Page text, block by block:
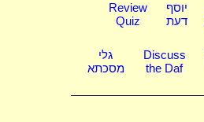
Review
Quiz
יוסף
דעת
גלי
מסכתא
Discuss
the Daf